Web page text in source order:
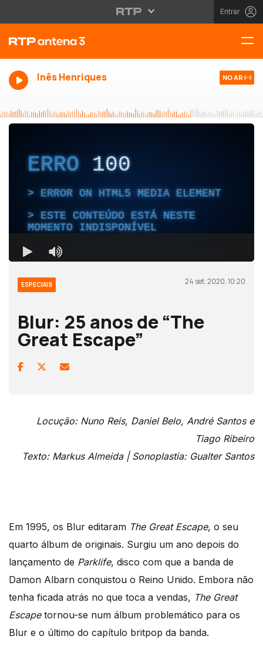
Entrar
Inês Henriques NO AR
ESPECIAIS 24 set, 2020, 10:20
Blur: 25 anos de “The
Great Escape”
Locução: Nuno Reis, Daniel Belo, André Santos e
Tiago Ribeiro
Texto: Markus Almeida | Sonoplastia: Gualter Santos
Em 1995, os Blur editaram The Great Escape, o seu
quarto álbum de originais. Surgiu um ano depois do
lançamento de Parklife, disco com que a banda de
Damon Albarn conquistou o Reino Unido. Embora não
tenha ficada atrás no que toca a vendas, The Great
Escapetornou-se num álbum problemático para os
Blur e o último do capítulo britpop da banda.